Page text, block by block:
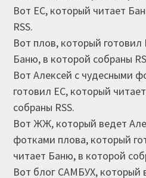
Вот ЕС, который читает
RSS.
Вот плов, который
Баню, в которой собраны
Вот Алексей с чудесными
готовил ЕС, который
собраны RSS.
Вот ЖЖ, который ведет
фотками плова, который
читает Баню, в которой
Вот блог САМБУХ,